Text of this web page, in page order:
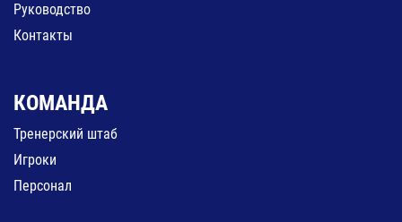
Руководство
Контакты
КОМАНДА
Тренерский штаб
Игроки
Персонал